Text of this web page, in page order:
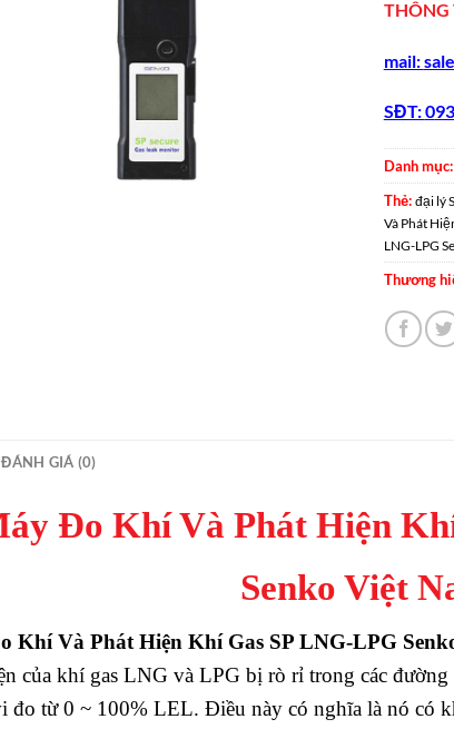
THÔNG
mail:
SĐT:0
Danh mục:
Thẻ: đại lý
Và Phát
LNG-LPG
Thương
ĐÁNH GIÁ (0)
Đo Khí Và Phát Hiện
Senko Việt
Khí Và Phát Hiện Khí Gas SP LNG-LPG
của khí gas LNG và LPG bị rò rỉ trong các
đo từ 0 ~ 100% LEL. Điều này có nghĩa là nó có